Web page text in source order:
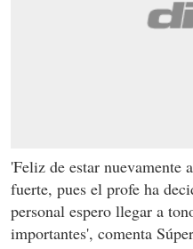
'Feliz de estar nuevamente
fuerte, pues el profe ha
personal espero llegar a
importantes', comenta